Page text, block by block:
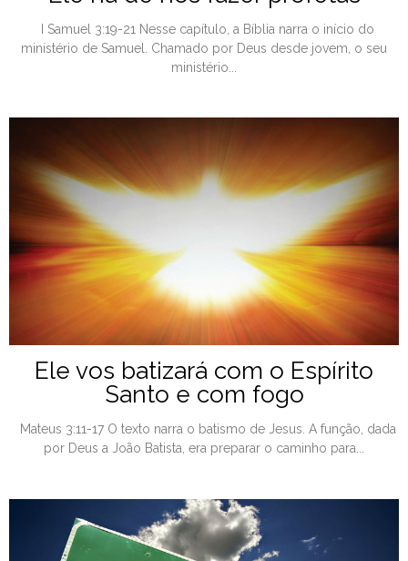
I Samuel 3:19-21 Nesse capítulo, a Bíblia narra o início do
ministério de Samuel. Chamado por Deus desde jovem, o seu
ministério...
Ele vos batizará com o Espírito
Santo e com fogo
Mateus 3:11-17 O texto narra o batismo de Jesus. A função, dada
por Deus a João Batista, era preparar o caminho para...